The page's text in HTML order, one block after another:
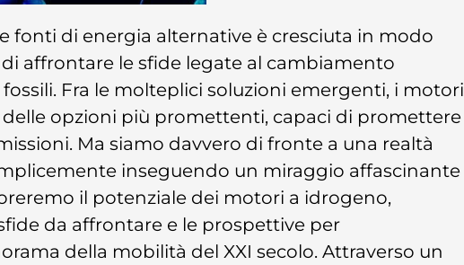
fonti di energia alternative è cresciuta in modo
affrontare le sfide legate al cambiamento
Fra le molteplici soluzioni emergenti, i motori
opzioni più promettenti, capaci di promettere
Ma siamo davvero di fronte a una realtà
inseguendo un miraggio affascinante
il potenziale dei motori a idrogeno,
da affrontare e le prospettive per
della mobilità del XXI secolo. Attraverso un